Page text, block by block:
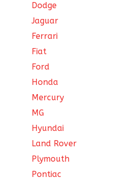
Dodge
Jaguar
Ferrari
Fiat
Ford
Honda
Mercury
MG
Hyundai
Land Rover
Plymouth
Pontiac